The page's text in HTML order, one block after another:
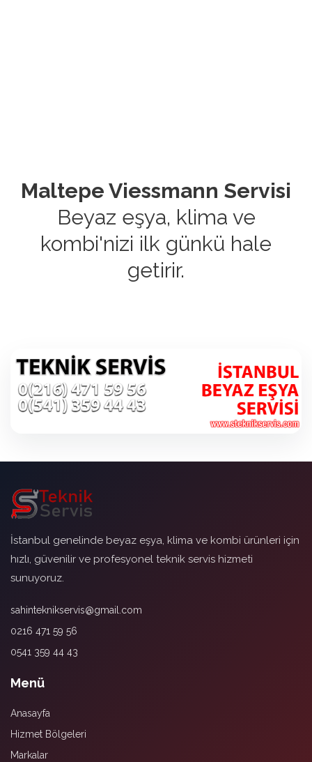
Maltepe Viessmann Servisi
Beyaz eşya, klima ve
kombi'nizi ilk günkü hale
getirir.
İstanbul genelinde beyaz eşya, klima ve kombi ürünleri için
hızlı, güvenilir ve profesyonel teknik servis hizmeti
sunuyoruz.
sahinteknikservis@gmail.com
0216 471 59 56
0541 359 44 43
Menü
Anasayfa
Hizmet Bölgeleri
Markalar